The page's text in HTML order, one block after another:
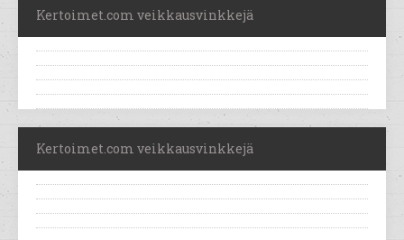
Kertoimet.com veikkausvinkkejä
Kertoimet.com veikkausvinkkejä